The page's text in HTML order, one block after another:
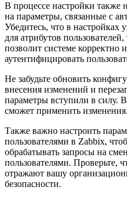
В процессе настройки также
на параметры, связанные с
Убедитесь, что в настройках
для атрибутов
позволит системе корректно
аутентифицировать
Не забудьте обновить
внесения изменений и
параметры вступили в силу.
сможет применить изменения.
Также важно настроить
пользователями в Zabbix,
обрабатывать запросы на
пользователями. Проверьте,
отражают вашу
безопасности.